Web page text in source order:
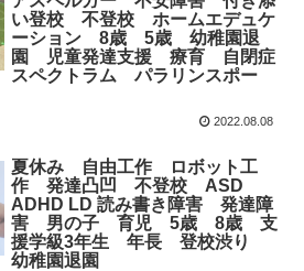
い登校 不登校 ホームエデュケ
ーション 8歳 5歳 幼稚園退
園 児童発達支援 療育 自閉症
スペクトラム パラリンスポー
2022.08.08
夏休み 自由工作 ロボット工
作 発達凸凹 不登校 ASD
ADHD LD 読み書き障害 発達障
害 男の子 育児 5歳 8歳 支
援学級3年生 年長 登校渋り
幼稚園退園